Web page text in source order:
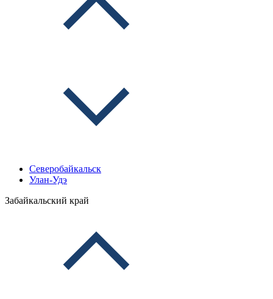
Северобайкальск
Улан-Удэ
Забайкальский край